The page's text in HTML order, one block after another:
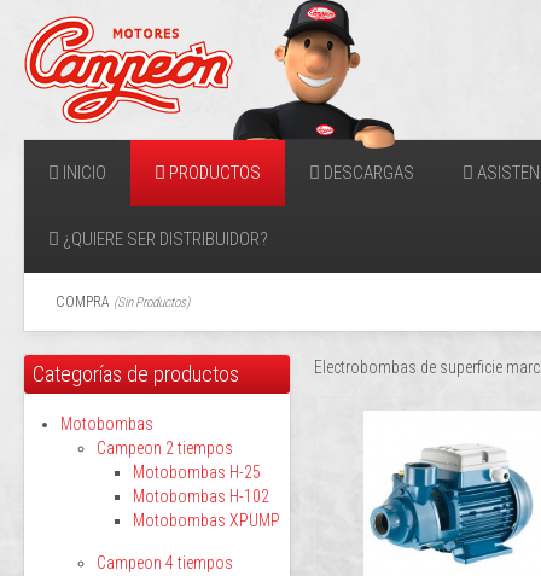
INICIO PRODUCTOS DESCARGAS
¿QUIERE SER DISTRIBUIDOR?
COMPRA (Sin Productos)
Electrobombas de superficie
Categorías de productos
Motobombas
Campeon 2 tiempos
Motobombas H-25
Motobombas H-102
Motobombas XPUMP
Campeon 4 tiempos